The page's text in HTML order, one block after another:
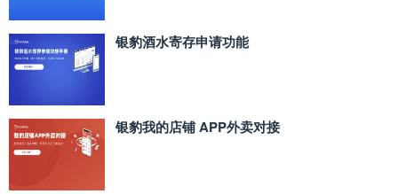
银豹酒水寄存申请功能
银豹我的店铺 APP外卖对接